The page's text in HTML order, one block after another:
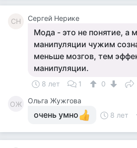
СН Сергей Нерике
Мода - это не понятие, а
манипуляции чужим
меньше мозгов, тем
манипуляции.
8 лет 1 0
ОЖ Ольга Жужгова
очень умно 8 лет